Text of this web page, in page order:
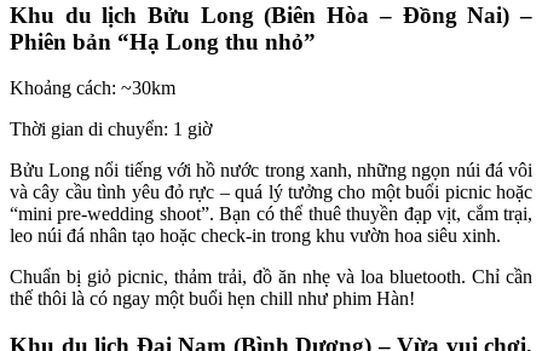
Khu du lịch Bửu Long (Biên Hòa – Đồng Nai) –
Phiên bản “Hạ Long thu nhỏ”
Khoảng cách: ~30km
Thời gian di chuyển: 1 giờ
Bửu Long nổi tiếng với hồ nước trong xanh, những ngọn núi đá vôi
và cây cầu tình yêu đỏ rực – quá lý tưởng cho một buổi picnic hoặc
“mini pre-wedding shoot”. Bạn có thể thuê thuyền đạp vịt, cắm trại,
leo núi đá nhân tạo hoặc check-in trong khu vườn hoa siêu xinh.
Chuẩn bị giỏ picnic, thảm trải, đồ ăn nhẹ và loa bluetooth. Chỉ cần
thế thôi là có ngay một buổi hẹn chill như phim Hàn!
Khu du lịch Đại Nam (Bình Dương) – Vừa vui chơi,